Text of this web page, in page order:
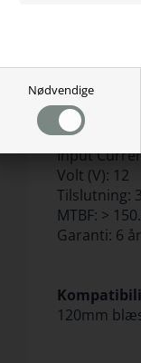
Nødvendige
Statisk tryk:
Statisk tryk
Lejer: SSO2-
Input Power
Input
Volt (V): 12
Tilslutning:
MTBF: >
Garanti: 6 år
120mm